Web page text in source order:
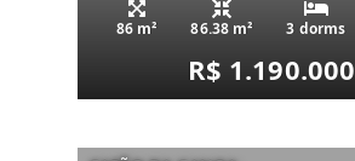
86 m² 86.38 m² 3 dorms
R$ 1.190.000